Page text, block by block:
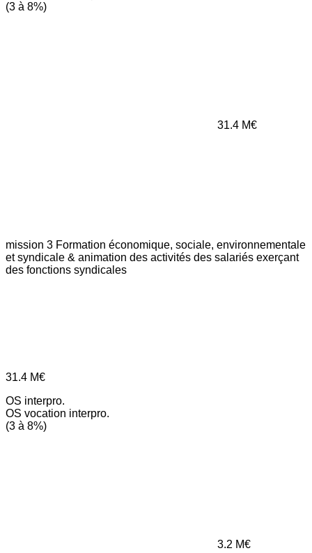
(3 à 8%)
31.4 M€
mission 3 Formation économique, sociale, environnementale
et syndicale & animation des activités des salariés exerçant
des fonctions syndicales
31.4 M€
OS interpro.
OS vocation interpro.
(3 à 8%)
3.2 M€